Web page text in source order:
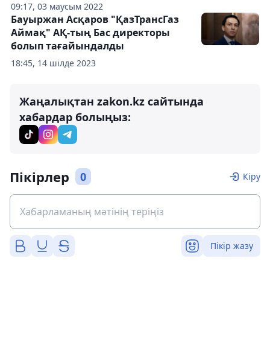
09:17, 03 маусым 2022
18:45, 14 шілде 2023
Бауыржан Асқаров "ҚазТрансГаз
Аймақ" АҚ-тың Бас директоры
болып тағайындалды
Жаңалықтан zakon.kz сайтында
хабардар болыңыз:
Пікірлер 0 Кіру
Пікір жазу